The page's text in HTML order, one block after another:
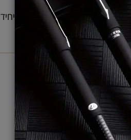
סט מצעים זוגי 160/200 מתצוגה
49
שמיכת מזגן יחיד 150*200 Yard&Co